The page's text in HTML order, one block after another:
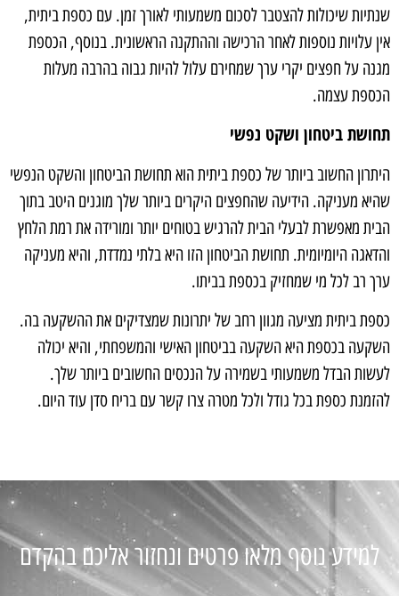
שנתיות שיכולות להצטבר לסכום משמעותי לאורך זמן. עם כספת ביתית,
אין עלויות נוספות לאחר הרכישה וההתקנה הראשונית. בנוסף, הכספת
מגנה על חפצים יקרי ערך שמחירם עלול להיות גבוה בהרבה מעלות
הכספת עצמה.
תחושת ביטחון ושקט נפשי
היתרון החשוב ביותר של כספת ביתית הוא תחושת הביטחון והשקט הנפשי
שהיא מעניקה. הידיעה שהחפצים היקרים ביותר שלך מוגנים היטב בתוך
הבית מאפשרת לבעלי הבית להרגיש בטוחים יותר ומורידה את רמת הלחץ
והדאגה היומיומית. תחושת הביטחון הזו היא בלתי נמדדת, והיא מעניקה
ערך רב לכל מי שמחזיק בכספת בביתו.
כספת ביתית מציעה מגוון רחב של יתרונות שמצדיקים את ההשקעה בה.
השקעה בכספת היא השקעה בביטחון האישי והמשפחתי, והיא יכולה
לעשות הבדל משמעותי בשמירה על הנכסים החשובים ביותר שלך.
להזמנת כספת בכל גודל ולכל מטרה צרו קשר עם בריח סדן עוד היום.
למידע נוסף מלאו פרטים ונחזור אליכם בהקדם